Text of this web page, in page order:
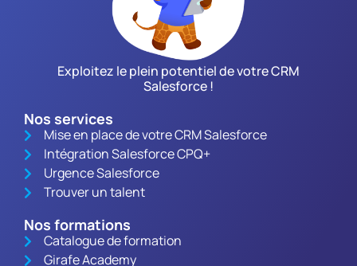
Exploitez le plein potentiel de votre CRM
Salesforce !
Nos services
Mise en place de votre CRM Salesforce
Intégration Salesforce CPQ+
Urgence Salesforce
Trouver un talent
Nos formations
Catalogue de formation
Girafe Academy